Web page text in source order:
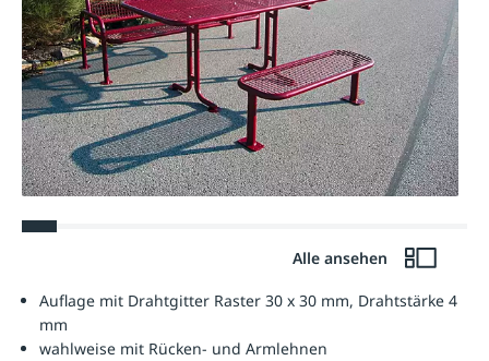
Alle ansehen
Auflage mit Drahtgitter Raster 30 x 30 mm, Drahtstärke 4
mm
wahlweise mit Rücken- und Armlehnen